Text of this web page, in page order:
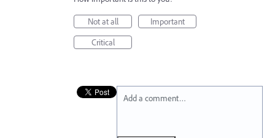
Not at all
Important
Critical
Add a comment…